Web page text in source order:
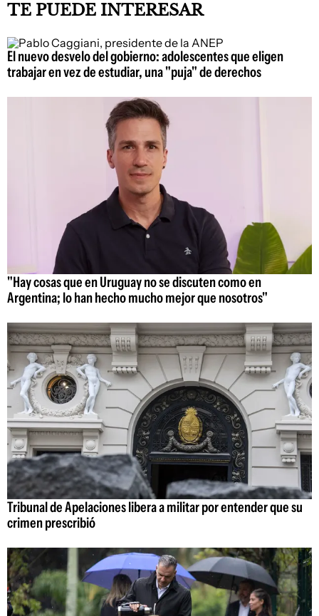
TE PUEDE INTERESAR
El nuevo desvelo del gobierno: adolescentes que eligen
trabajar en vez de estudiar, una "puja" de derechos
"Hay cosas que en Uruguay no se discuten como en
Argentina; lo han hecho mucho mejor que nosotros"
Tribunal de Apelaciones libera a militar por entender que su
crimen prescribió